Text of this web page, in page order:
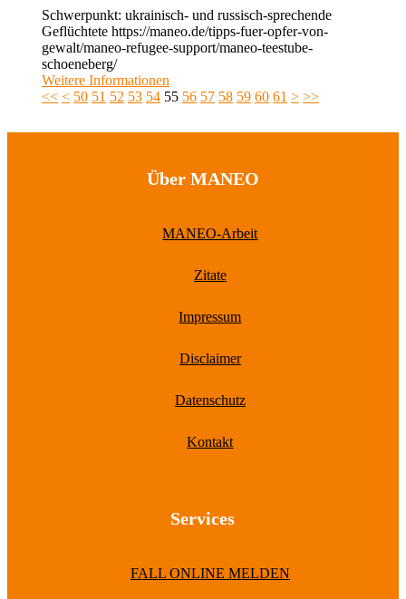
Schwerpunkt: ukrainisch- und russisch-sprechende
Geflüchtete https://maneo.de/tipps-fuer-opfer-von-
gewalt/maneo-refugee-support/maneo-teestube-
schoeneberg/
Weitere Informationen
<< < 50 51 52 53 54 55 56 57 58 59 60 61 > >>
Über MANEO
MANEO-Arbeit
Zitate
Impressum
Disclaimer
Datenschutz
Kontakt
Services
FALL ONLINE MELDEN